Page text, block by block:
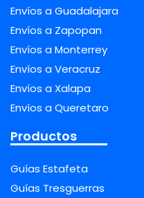
Envíos a Guadalajara
Envíos a Zapopan
Envíos a Monterrey
Envíos a Veracruz
Envíos a Xalapa
Envíos a Queretaro
Productos
Guías Estafeta
Guías Tresguerras